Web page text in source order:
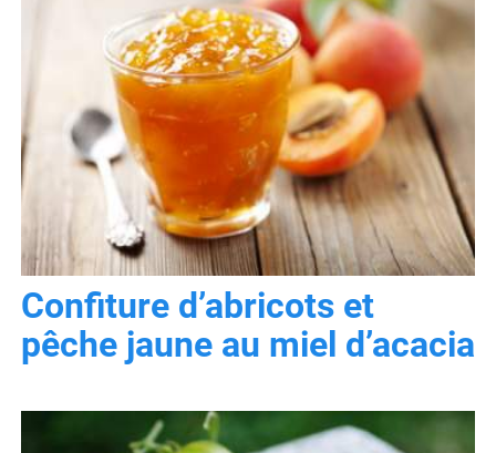
Confiture d’abricots et
pêche jaune au miel d’acacia